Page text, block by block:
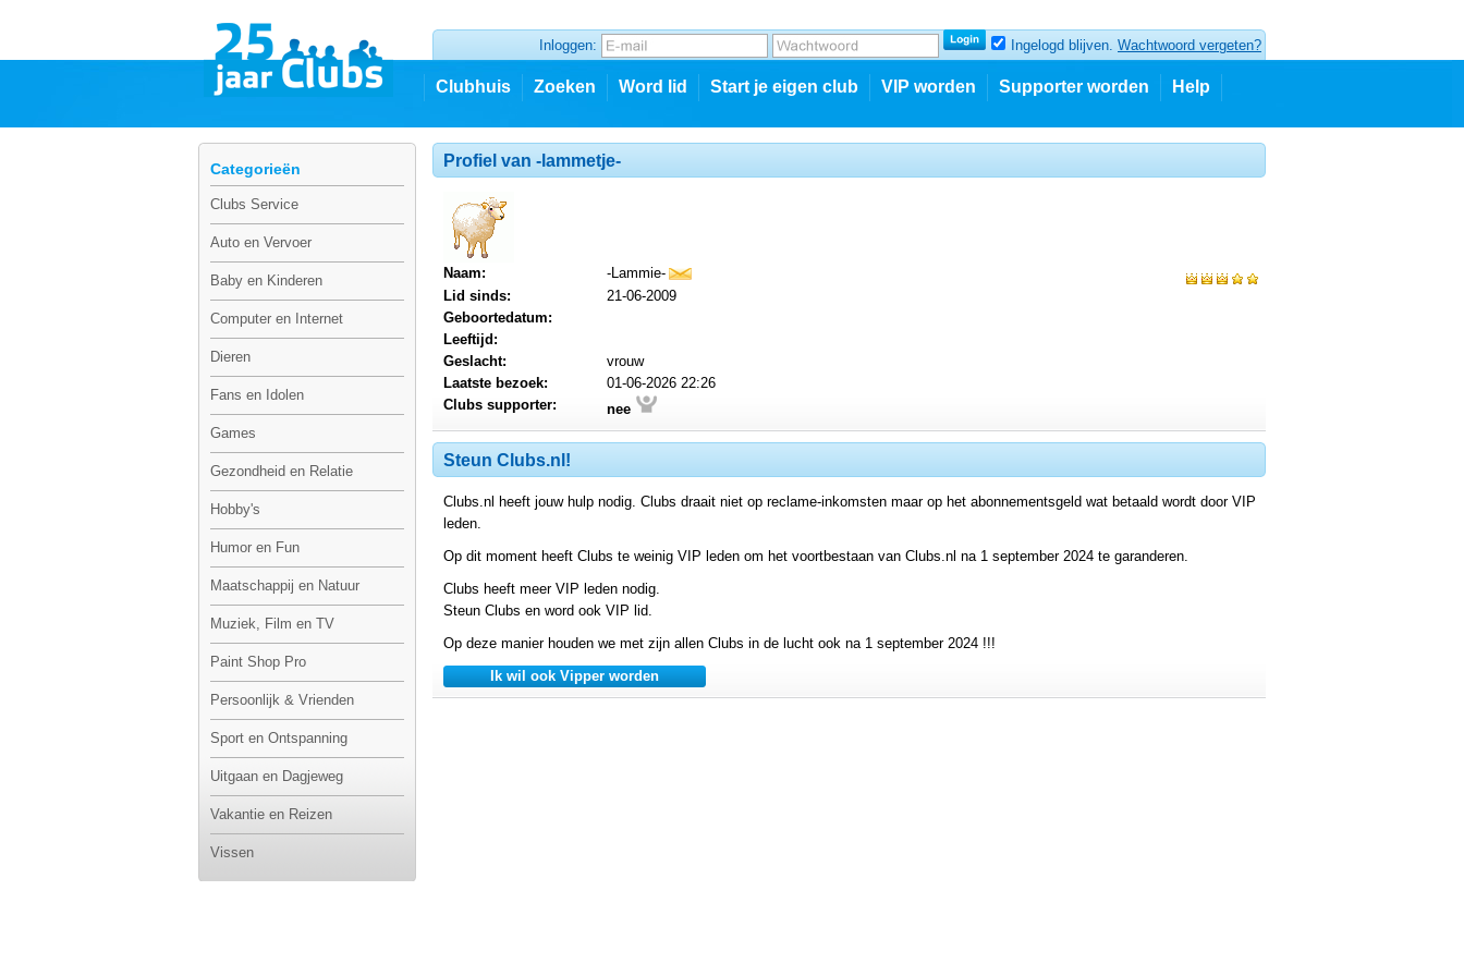
Inloggen: Ingelogd blijven. Wachtwoord vergeten?
Clubhuis Zoeken Word lid Start je eigen club VIP worden Supporter worden Help
Categorieën
Clubs Service
Auto en Vervoer
Baby en Kinderen
Computer en Internet
Dieren
Fans en Idolen
Games
Gezondheid en Relatie
Hobby's
Humor en Fun
Maatschappij en Natuur
Muziek, Film en TV
Paint Shop Pro
Persoonlijk & Vrienden
Sport en Ontspanning
Uitgaan en Dagjeweg
Vakantie en Reizen
Vissen
Profiel van -lammetje-
Naam: -Lammie-
Lid sinds:
21-06-2009
Geboortedatum:
Leeftijd:
Geslacht:
vrouw
Laatste bezoek:
01-06-2026 22:26
Clubs supporter:
nee
Steun Clubs.nl!
Clubs.nl heeft jouw hulp nodig. Clubs draait niet op reclame-inkomsten maar op het abonnementsgeld wat betaald wordt door VIP
leden.
Op dit moment heeft Clubs te weinig VIP leden om het voortbestaan van Clubs.nl na 1 september 2024 te garanderen.
Clubs heeft meer VIP leden nodig.
Steun Clubs en word ook VIP lid.
Op deze manier houden we met zijn allen Clubs in de lucht ook na 1 september 2024 !!!